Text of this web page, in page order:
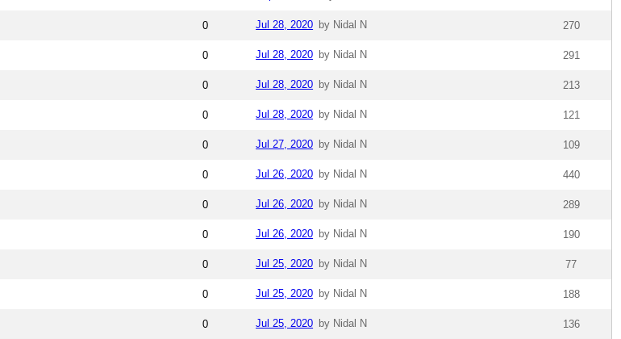
0 Jul 28, 2020 by Nidal N 270
0 Jul 28, 2020 by Nidal N 291
0 Jul 28, 2020 by Nidal N 213
0 Jul 28, 2020 by Nidal N 121
0 Jul 27, 2020 by Nidal N 109
0 Jul 26, 2020 by Nidal N 440
0 Jul 26, 2020 by Nidal N 289
0 Jul 26, 2020 by Nidal N 190
0 Jul 25, 2020 by Nidal N 77
0 Jul 25, 2020 by Nidal N 188
0 Jul 25, 2020 by Nidal N 136